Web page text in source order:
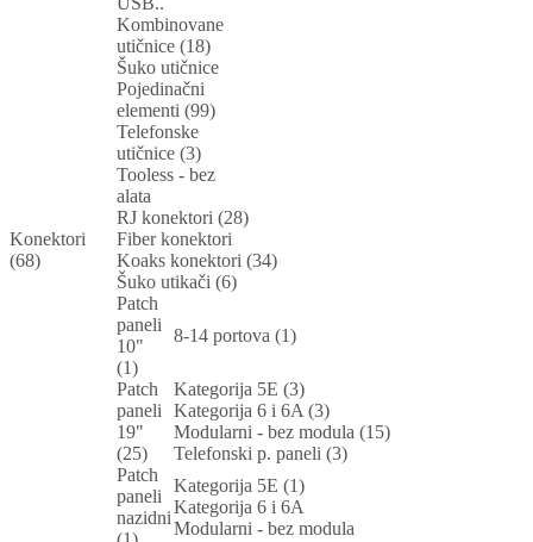
Kombinovane
utičnice (18)
Šuko utičnice
Pojedinačni
elementi (99)
Telefonske
utičnice (3)
Tooless - bez
alata
Konektori
(68)
RJ konektori (28)
Fiber konektori
Koaks konektori (34)
Šuko utikači (6)
Patch
paneli
10"
(1)
8-14 portova (1)
Patch
paneli
19"
(25)
Kategorija 5E (3)
Kategorija 6 i 6A (3)
Modularni - bez modula (15)
Telefonski p. paneli (3)
Patch
paneli
nazidni
Kategorija 5E (1)
Kategorija 6 i 6A
Modularni - bez modula